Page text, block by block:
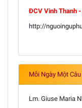
ĐCV Vinh Thanh
http://
Mỗi Ngày Một
Lm. Giuse Maria